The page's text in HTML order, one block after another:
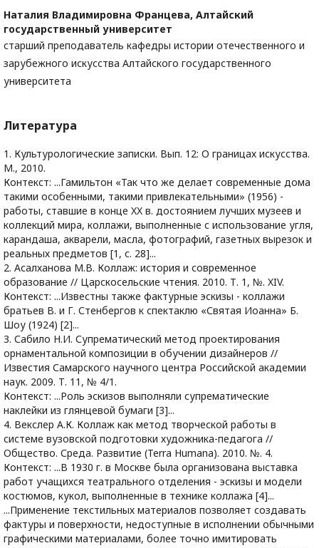
Наталия Владимировна Францева, Алтайский
государственный университет
старший преподаватель кафедры истории отечественного и
зарубежного искусства Алтайского государственного
университета
Литература
1. Культурологические записки. Вып. 12: О границах искусства.
М., 2010.
Контекст: ...Гамильтон «Так что же делает современные дома
такими особенными, такими привлекательными» (1956) -
работы, ставшие в конце XX в. достоянием лучших музеев и
коллекций мира, коллажи, выполненные с использование угля,
карандаша, акварели, масла, фотографий, газетных вырезок и
реальных предметов [1, с. 28]...
2. Асалханова М.В. Коллаж: история и современное
образование // Царскосельские чтения. 2010. Т. 1, №. XIV.
Контекст: ...Известны также фактурные эскизы - коллажи
братьев В. и Г. Стенбергов к спектаклю «Святая Иоанна» Б.
Шоу (1924) [2]...
3. Сабило Н.И. Супрематический метод проектирования
орнаментальной композиции в обучении дизайнеров //
Известия Самарского научного центра Российской академии
наук. 2009. Т. 11, № 4/1.
Контекст: ...Роль эскизов выполняли супрематические
наклейки из глянцевой бумаги [3]...
4. Векслер А.К. Коллаж как метод творческой работы в
системе вузовской подготовки художника-педагога //
Общество. Среда. Развитие (Terra Humana). 2010. №. 4.
Контекст: ...В 1930 г. в Москве была организована выставка
работ учащихся театрального отделения - эскизы и модели
костюмов, кукол, выполненные в технике коллажа [4]...
...Применение текстильных материалов позволяет создавать
фактуры и поверхности, недоступные в исполнении обычными
графическими материалами, более точно имитировать